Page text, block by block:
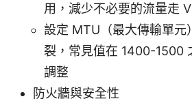
用，減少不必要的流量走
設定 MTU（最大傳輸單元
裂，常見值在 1400-1500
調整
防火牆與安全性